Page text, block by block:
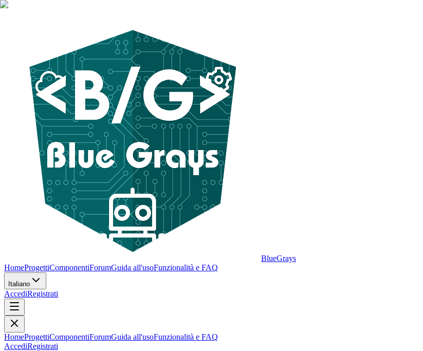
BlueGrays
HomeProgettiComponentiForumGuida all'usoFunzionalità e FAQ
Italiano
AccediRegistrati
HomeProgettiComponentiForumGuida all'usoFunzionalità e FAQ
AccediRegistrati